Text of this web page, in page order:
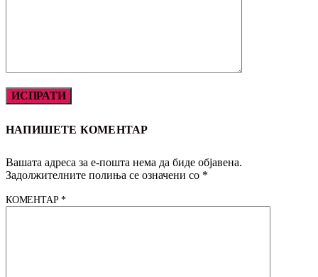
НАПИШЕТЕ КОМЕНТАР
Вашата адреса за е-пошта нема да биде објавена.
Задолжителните полиња се означени со *
КОМЕНТАР*